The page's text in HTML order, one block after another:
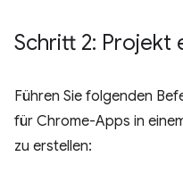
Schritt 2: Projekt
Führen Sie folgenden
für Chrome-Apps in
zu erstellen: